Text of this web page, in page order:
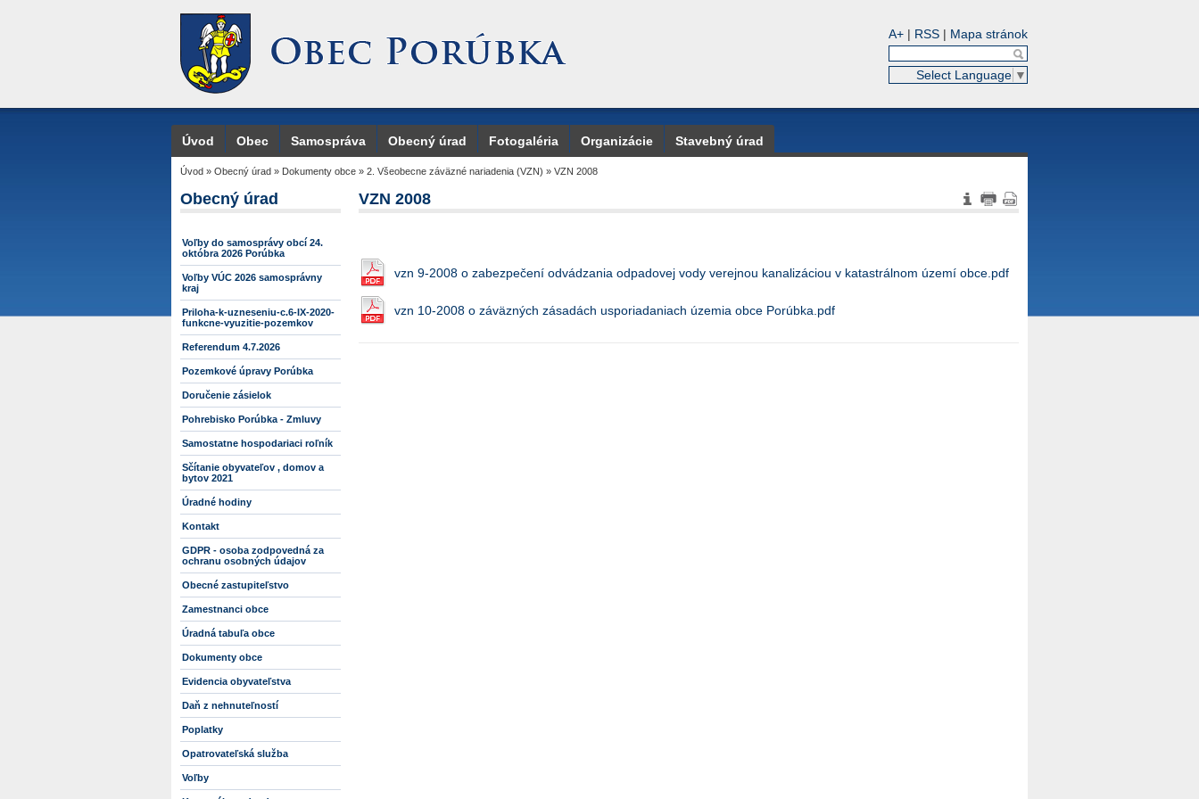
A+ | RSS | Mapa stránok
Select Language ▼
Úvod Obec Samospráva Obecný úrad Fotogaléria Organizácie Stavebný úrad
Úvod » Obecný úrad » Dokumenty obce » 2. Všeobecne záväzné nariadenia (VZN) » VZN 2008
Obecný úrad
Voľby do samosprávy obcí 24.
októbra 2026 Porúbka
Voľby VÚC 2026 samosprávny
kraj
Priloha-k-uzneseniu-c.6-IX-2020-
funkcne-vyuzitie-pozemkov
Referendum 4.7.2026
Pozemkové úpravy Porúbka
Doručenie zásielok
Pohrebisko Porúbka - Zmluvy
Samostatne hospodariaci roľník
Sčítanie obyvateľov , domov a
bytov 2021
Úradné hodiny
Kontakt
GDPR - osoba zodpovedná za
ochranu osobných údajov
Obecné zastupiteľstvo
Zamestnanci obce
Úradná tabuľa obce
Dokumenty obce
Evidencia obyvateľstva
Daň z nehnuteľností
Poplatky
Opatrovateľská služba
Voľby
VZN 2008
vzn 9-2008 o zabezpečení odvádzania odpadovej vody verejnou kanalizáciou v katastrálnom území obce.pdf
vzn 10-2008 o záväzných zásadách usporiadaniach územia obce Porúbka.pdf